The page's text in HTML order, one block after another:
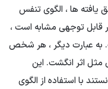
ها ، الگوی تنفس
قابل توجهی مشابه است ،
به عبارت دیگر ، هر شخص
اثر انگشت. این
با استفاده از الگوی